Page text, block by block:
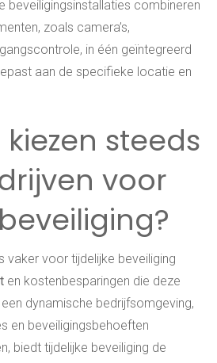
beveiligingsinstallaties combineren
zoals camera’s,
in één geïntegreerd
aan de specifieke locatie en
steeds
voor
vaker voor tijdelijke beveiliging
en kostenbesparingen die deze
dynamische bedrijfsomgeving,
en beveiligingsbehoeften
biedt tijdelijke beveiliging de